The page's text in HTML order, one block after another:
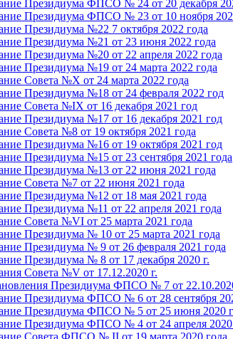
Президиума ФПСО № 24 от 20 декабря
Президиума ФПСО № 23 от 10 ноября
Президиума №22 7 октября 2022 года
Президиума №21 от 23 июня 2022 года
Президиума №20 от 22 апреля 2022 года
Президиума №19 от 24 марта 2022 года
Совета №X от 24 марта 2022 года
Президиума №18 от 24 февраля 2022 год
Совета №IX от 16 декабря 2021 год
Президиума №17 от 16 декабря 2021 год
Совета №8 от 19 октября 2021 года
Президиума №16 от 19 октября 2021 год
Президиума №15 от 23 сентября 2021 года
Президиума №13 от 22 июня 2021 года
Совета №7 от 22 июня 2021 года
Президиума №12 от 18 мая 2021 года
Президиума №11 от 22 апреля 2021 года
Совета №VI от 25 марта 2021 года
Президиума № 10 от 25 марта 2021 года
Президиума № 9 от 26 февраля 2021 года
Президиума № 8 от 17 декабря 2020 г.
Совета №V от 17.12.2020 г.
Президиума ФПСО № 7 от
Президиума ФПСО № 6 от 28 сентября
Президиума ФПСО № 5 от 25 июня 2020
Президиума ФПСО № 4 от 24 апреля 2020
Совета ФПСО № II от 19 марта 2020 года